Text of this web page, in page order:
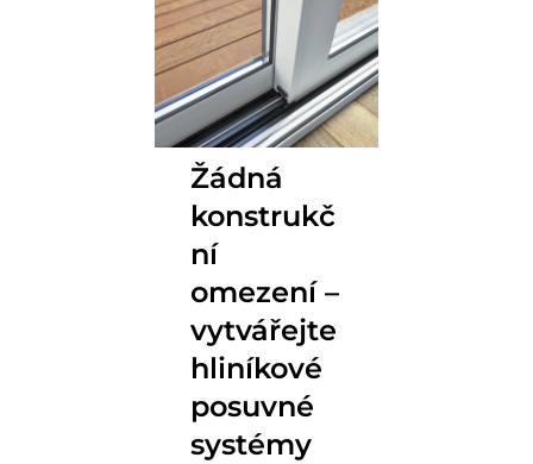
Žádná
konstrukč
ní
omezení –
vytvářejte
hliníkové
posuvné
systémy